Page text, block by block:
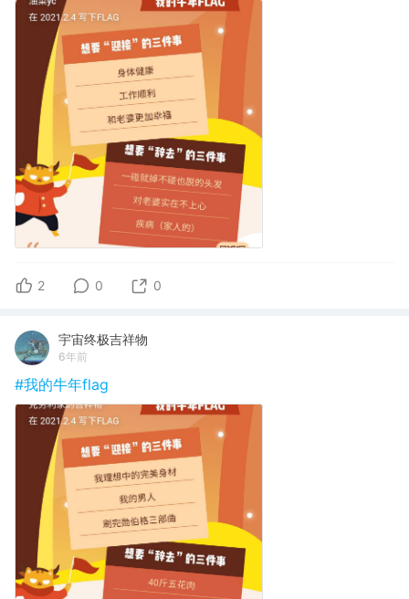
2 0 0
宇宙终极吉祥物
6年前
#我的牛年flag